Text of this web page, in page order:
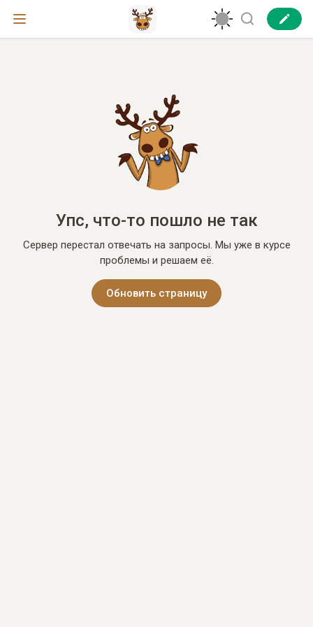
Упс, что-то пошло не так
Сервер перестал отвечать на запросы. Мы уже в курсе
проблемы и решаем её.
Обновить страницу